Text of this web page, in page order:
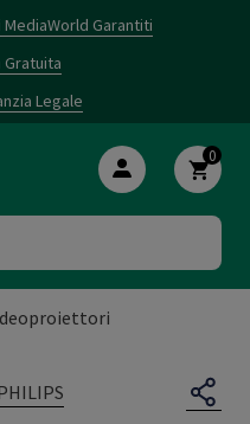
Garantiti
Gratuita
Legale
0